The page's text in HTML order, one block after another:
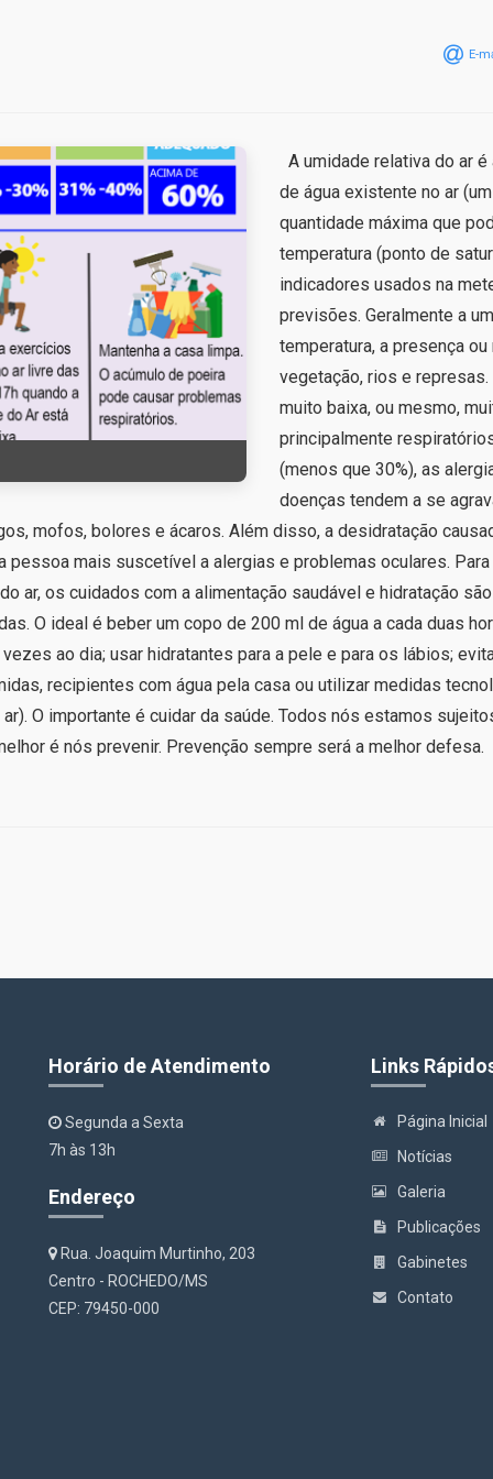
E-
A umidade relativa do ar
de água existente no ar
quantidade máxima que
temperatura (ponto de
indicadores usados na
previsões. Geralmente a
temperatura, a presença
vegetação, rios e
muito baixa, ou mesmo,
principalmente
(menos que 30%), as
doenças tendem a se
mofos, bolores e ácaros. Além disso, a desidratação
pessoa mais suscetível a alergias e problemas oculares.
ar, os cuidados com a alimentação saudável e hidratação
O ideal é beber um copo de 200 ml de água a cada duas
ao dia; usar hidratantes para a pele e para os lábios;
recipientes com água pela casa ou utilizar medidas
O importante é cuidar da saúde. Todos nós estamos
é nós prevenir. Prevenção sempre será a melhor
Horário de Atendimento
Segunda a Sexta
7h às 13h
Endereço
Rua. Joaquim Murtinho, 203
Centro - ROCHEDO/MS
CEP: 79450-000
Links
Página Inicial
Notícias
Galeria
Publicações
Gabinetes
Contato